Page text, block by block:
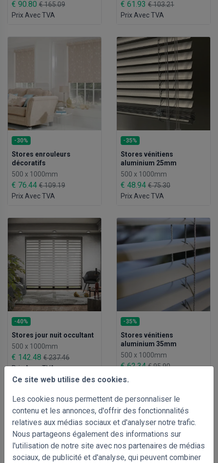
Ce site web utilise des cookies.
Les cookies nous permettent de personnaliser le
contenu et les annonces, d'offrir des fonctionnalités
relatives aux médias sociaux et d'analyser notre trafic.
Nous partageons également des informations sur
l'utilisation de notre site avec nos partenaires de médias
sociaux, de publicité et d'analyse, qui peuvent combiner
€ 90.80 € 165.09
Prix Avec TVA
€ 61.93 € 103.21
Prix Avec TVA
-30%
Stores enrouleurs
décoratifs
500 x 1000mm
€ 76.44 € 109.19
Prix Avec TVA
-35%
Stores vénitiens
aluminium 25mm
500 x 1000mm
€ 48.94 € 75.30
Prix Avec TVA
-40%
Stores jour nuit occultant
500 x 1000mm
€ 142.48 € 237.46
Prix Avec TVA
-35%
Stores vénitiens
aluminium 35mm
500 x 1000mm
€ 62.34€ 95.90
Prix Avec TVA